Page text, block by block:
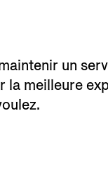
un
la meilleure